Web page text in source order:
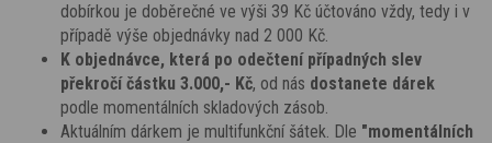
dobírkou je doběrečné ve výši 39 Kč účtováno vždy, tedy i v
případě výše objednávky nad 2 000 Kč.
K objednávce, která po odečtení případných slev
překročí částku 3.000,- Kč, od nás dostanete dárek
podle momentálních skladových zásob.
Aktuálním dárkem je multifunkční šátek. Dle "momentálních